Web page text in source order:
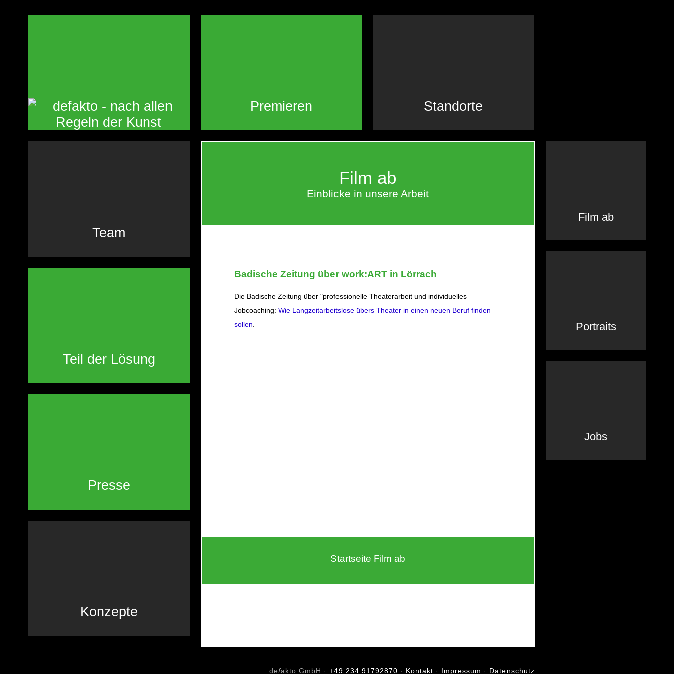
Premieren Standorte
Team
Teil der Lösung
Presse
Konzepte
Film ab
Einblicke in unsere Arbeit
Badische Zeitung über work:ART in Lörrach
Die Badische Zeitung über "professionelle Theaterarbeit und individuelles
Jobcoaching:Wie Langzeitarbeitslose übers Theater in einen neuen Beruf finden
sollen
Startseite Film ab
Film ab
Portraits
Jobs
defakto GmbH · +49 234 91792870 · Kontakt · Impressum · Datenschutz